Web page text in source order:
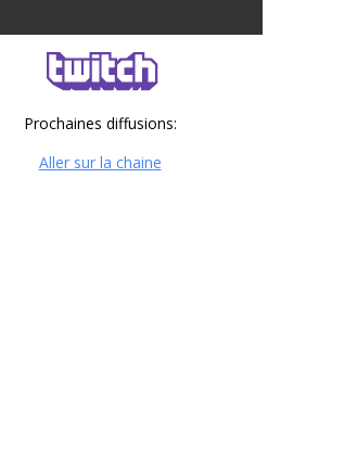
Prochaines diffusions:
Aller sur la chaine